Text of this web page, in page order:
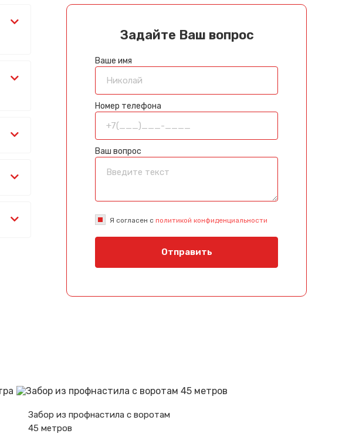
Задайте Ваш вопрос
Ваше имя
Номер телефона
Ваш вопрос
Я согласен с политикой конфиденциальности
Отправить
Забор из профнастила с воротам
45 метров